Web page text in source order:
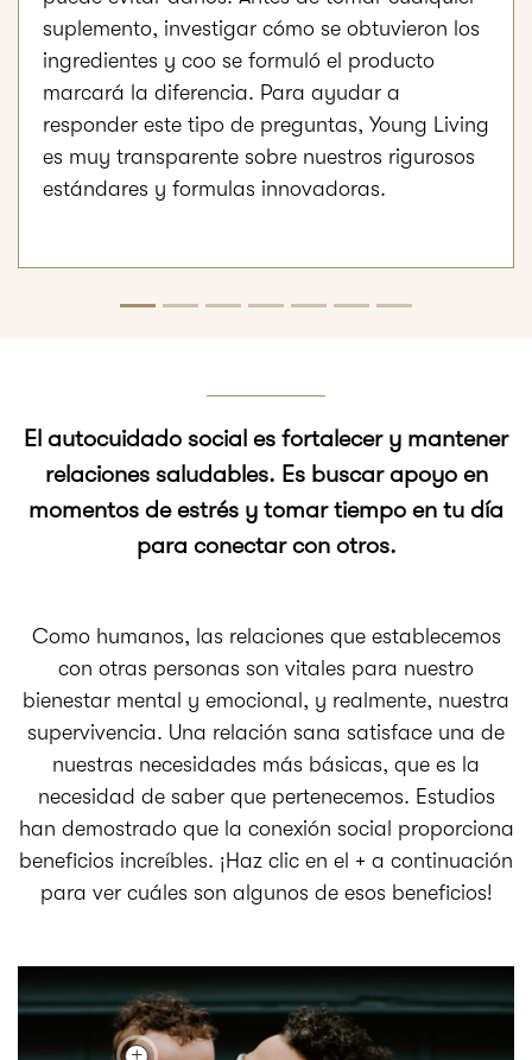
suplemento, investigar cómo se obtuvieron los
ingredientes y coo se formuló el producto
marcará la diferencia. Para ayudar a
responder este tipo de preguntas, Young Living
es muy transparente sobre nuestros rigurosos
estándares y formulas innovadoras.
El autocuidado social es fortalecer y mantener
relaciones saludables. Es buscar apoyo en
momentos de estrés y tomar tiempo en tu día
para conectar con otros.
Como humanos, las relaciones que establecemos
con otras personas son vitales para nuestro
bienestar mental y emocional, y realmente, nuestra
supervivencia. Una relación sana satisface una de
nuestras necesidades más básicas, que es la
necesidad de saber que pertenecemos. Estudios
han demostrado que la conexión social proporciona
beneficios increíbles. ¡Haz clic en el + a continuación
para ver cuáles son algunos de esos beneficios!